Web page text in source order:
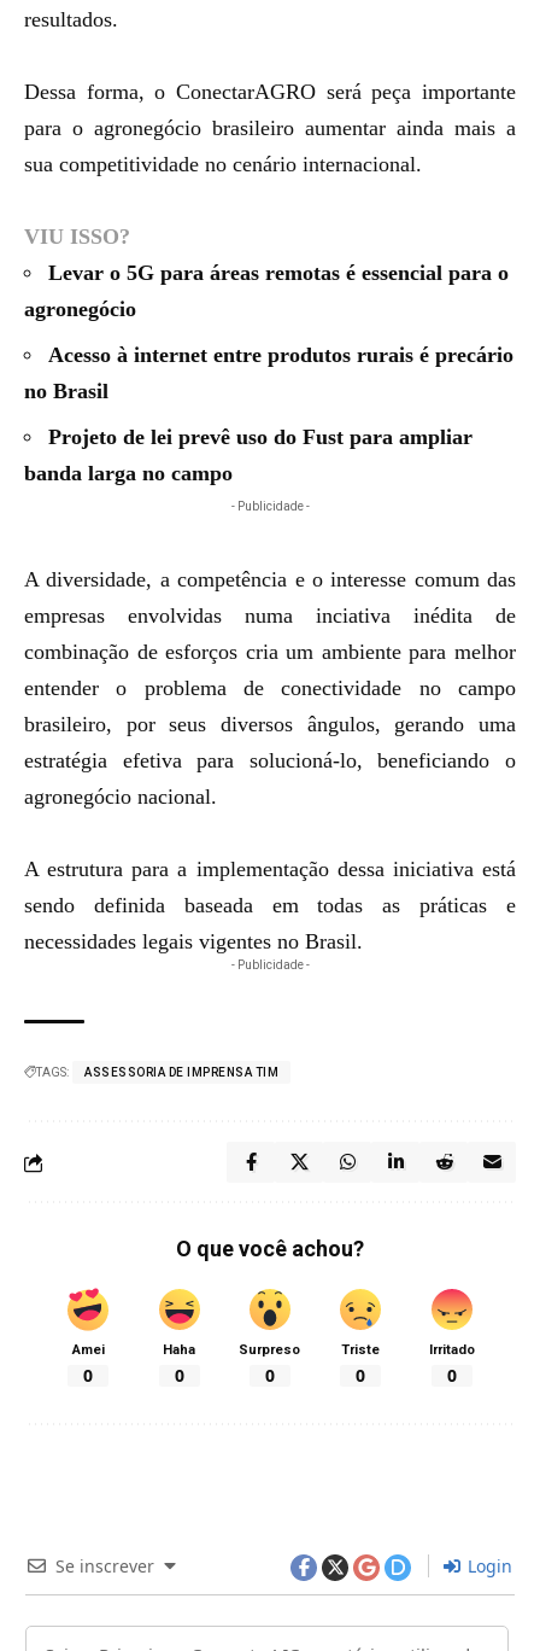
resultados.
Dessa forma, o ConectarAGRO será peça importante
para o agronegócio brasileiro aumentar ainda mais a
sua competitividade no cenário internacional.
VIU ISSO?
Levar o 5G para áreas remotas é essencial para o
agronegócio
Acesso à internet entre produtos rurais é precário
no Brasil
Projeto de lei prevê uso do Fust para ampliar
banda larga no campo
- Publicidade -
A diversidade, a competência e o interesse comum das
empresas envolvidas numa inciativa inédita de
combinação de esforços cria um ambiente para melhor
entender o problema de conectividade no campo
brasileiro, por seus diversos ângulos, gerando uma
estratégia efetiva para solucioná-lo, beneficiando o
agronegócio nacional.
A estrutura para a implementação dessa iniciativa está
sendo definida baseada em todas as práticas e
necessidades legais vigentes no Brasil.
- Publicidade -
TAGS: ASSESSORIA DE IMPRENSA TIM
O que você achou?
Amei
0
Haha
0
Surpreso
0
Triste
0
Irritado
0
Se inscrever Login